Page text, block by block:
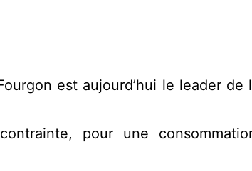
est aujourd’hui le leader de
pour une